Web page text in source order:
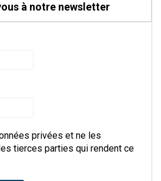
à notre newsletter
privées et ne les
tierces parties qui rendent ce